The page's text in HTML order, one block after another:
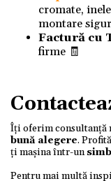
cromate,
montare
Factură cu
firme 🧾
Îți oferim consultanță
bună alegere.
ți mașina într-un
Pentru mai multă